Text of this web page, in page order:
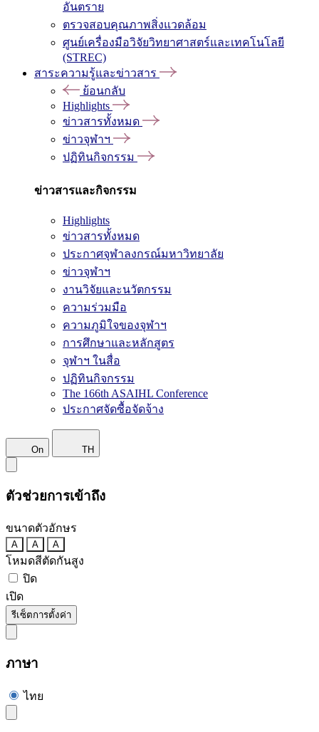
อันตราย
ตรวจสอบคุณภาพสิ่งแวดล้อม
ศูนย์เครื่องมือวิจัยวิทยาศาสตร์และเทคโนโลยี
(STREC)
สาระความรู้และข่าวสาร
ย้อนกลับ
Highlights
ข่าวสารทั้งหมด
ข่าวจุฬาฯ
ปฏิทินกิจกรรม
ข่าวสารและกิจกรรม
Highlights
ข่าวสารทั้งหมด
ประกาศจุฬาลงกรณ์มหาวิทยาลัย
ข่าวจุฬาฯ
งานวิจัยและนวัตกรรม
ความร่วมมือ
ความภูมิใจของจุฬาฯ
การศึกษาและหลักสูตร
จุฬาฯ ในสื่อ
ปฏิทินกิจกรรม
The 166th ASAIHL Conference
ประกาศจัดซื้อจัดจ้าง
On TH
ตัวช่วยการเข้าถึง
ขนาดตัวอักษร
A A A
โหมดสีตัดกันสูง
ปิด
เปิด
รีเซ็ตการตั้งค่า
ภาษา
ไทย